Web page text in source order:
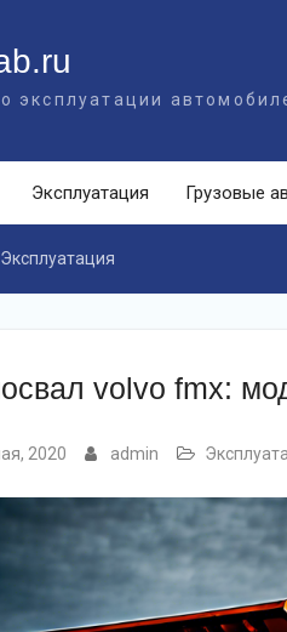
эксплуатации
Эксплуатация Грузовые
Эксплуатация
volvo fmx:
2020 admin